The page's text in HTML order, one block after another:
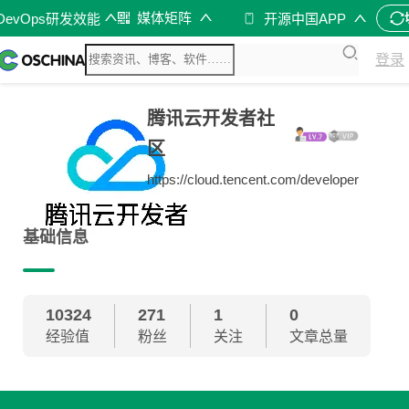
研发效能 媒体矩阵 开源中国APP
登录
腾讯云开发者社
区
https://cloud.tencent.com/developer
基础信息
10324
经验值
271
粉丝
1
关注
0
文章总量